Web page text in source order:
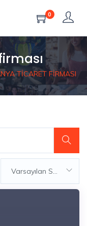
0
TICARET FIRMASI
Varsayılan Sıralama